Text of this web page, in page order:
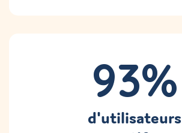
93%
d'utilisateurs